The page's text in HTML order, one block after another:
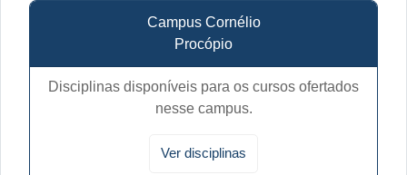
Campus Cornélio
Procópio
Disciplinas disponíveis para os cursos ofertados
nesse campus.
Ver disciplinas